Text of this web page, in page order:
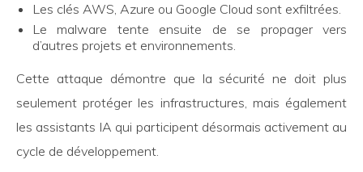
Les clés AWS, Azure ou Google Cloud sont exfiltrées.
Le malware tente ensuite de se propager vers
d’autres projets et environnements.
Cette attaque démontre que la sécurité ne doit plus
seulement protéger les infrastructures, mais également
les assistants IA qui participent désormais activement au
cycle de développement.